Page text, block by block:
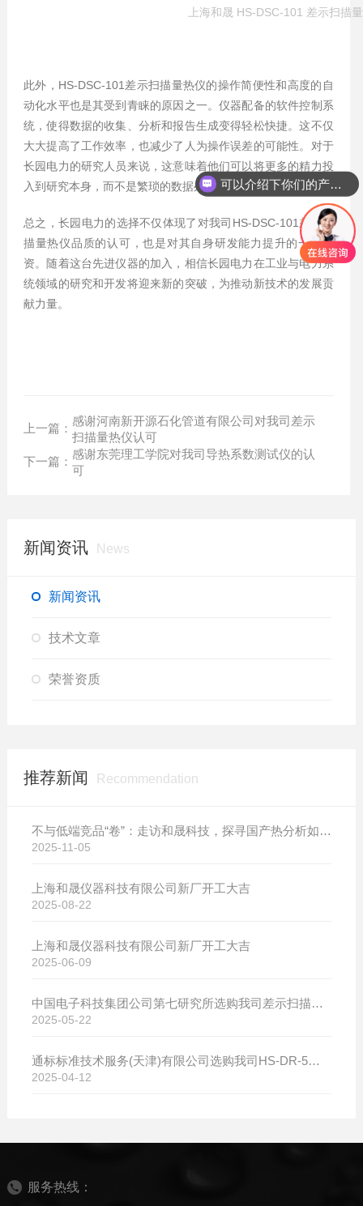
上海和晟 HS-DSC-101 差示扫描
此外，HS-DSC-101差示扫描量热仪的操作简便性和高度的自
动化水平也是其受到青睐的原因之一。仪器配备的软件控制系
统，使得数据的收集、分析和报告生成变得轻松快捷。这不仅
大大提高了工作效率，也减少了人为操作误差的可能性。对于
长园电力的研究人员来说，这意味着他们可以将更多的精力投
入到研究本身，而不是繁琐的数据处理工作中。
总之，长园电力的选择不仅体现了对我司HS-DSC-101差示扫
描量热仪品质的认可，也是对其自身研发能力提升的一种投
资。随着这台先进仪器的加入，相信长园电力在工业与电力系
统领域的研究和开发将迎来新的突破，为推动新技术的发展贡
献力量。
上一篇：
感谢河南新开源石化管道有限公司对我司差示
扫描量热仪认可
下一篇：
感谢东莞理工学院对我司导热系数测试仪的认
可
新闻资讯 News
新闻资讯
技术文章
荣誉资质
推荐新闻 Recommendation
不与低端竞品“卷”：走访和晟科技，探寻国产热分析如何行稳致远
2025-11-05
上海和晟仪器科技有限公司新厂开工大吉
2025-08-22
上海和晟仪器科技有限公司新厂开工大吉
2025-06-09
中国电子科技集团公司第七研究所选购我司差示扫描量热仪
2025-05-22
通标标准技术服务(天津)有限公司选购我司HS-DR-5导热系数测试仪
2025-04-12
服务热线：
可以介绍下你们的产品么？